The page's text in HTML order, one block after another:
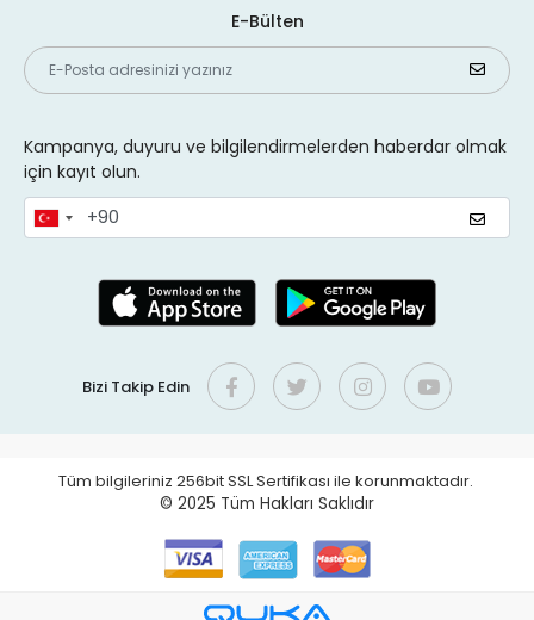
E-Bülten
Kampanya, duyuru ve bilgilendirmelerden haberdar olmak
için kayıt olun.
Bizi Takip Edin
Tüm bilgileriniz 256bit SSL Sertifikası ile korunmaktadır.
© 2025 Tüm Hakları Saklıdır